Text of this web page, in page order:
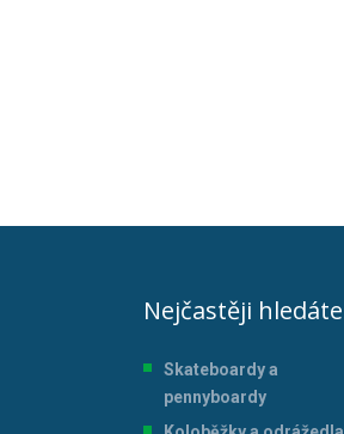
Nejčastěji hledáte
Skateboardy a
pennyboardy